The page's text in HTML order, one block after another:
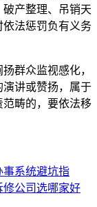
产整理、吊销天
法惩罚负有义务
群众监视感化，
讲或赞扬，属于
畴的，要依法移
事系统避坑指
修公司选哪家好